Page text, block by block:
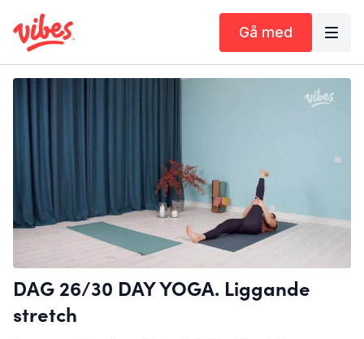
Gå med
DAG 26/30 DAY YOGA. Liggande
stretch